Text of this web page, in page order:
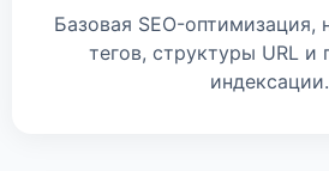
Базовая SEO-оптимизация,
тегов, структуры URL и
индексации.